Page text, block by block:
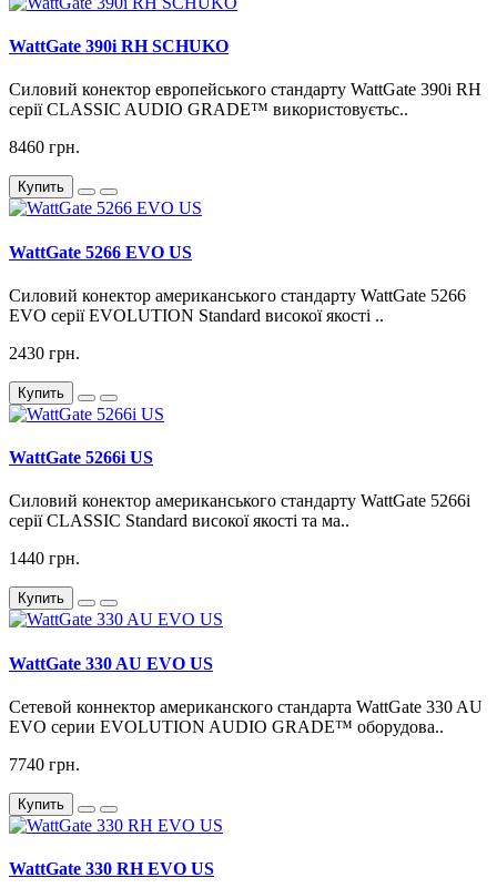
WattGate 390i RH SCHUKO
Силовий конектор европейського стандарту WattGate 390i RH
серії CLASSIC AUDIO GRADE™ використовуєтьс..
8460 грн.
Купить
WattGate 5266 EVO US
Силовий конектор американського стандарту WattGate 5266
EVO серії EVOLUTION Standard високої якості ..
2430 грн.
Купить
WattGate 5266i US
Силовий конектор американського стандарту WattGate 5266i
серії CLASSIC Standard високої якості та ма..
1440 грн.
Купить
WattGate 330 AU EVO US
Сетевой коннектор американского стандарта WattGate 330 AU
EVO серии EVOLUTION AUDIO GRADE™ оборудова..
7740 грн.
Купить
WattGate 330 RH EVO US